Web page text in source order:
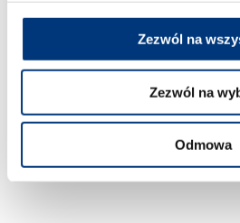
Zezwól na
Zezwól na
Odmowa
(publiczność).
procesem
zapisy na daną
Informacje o
kolejnych
publikowane
oraz na stronie
Facebooku.